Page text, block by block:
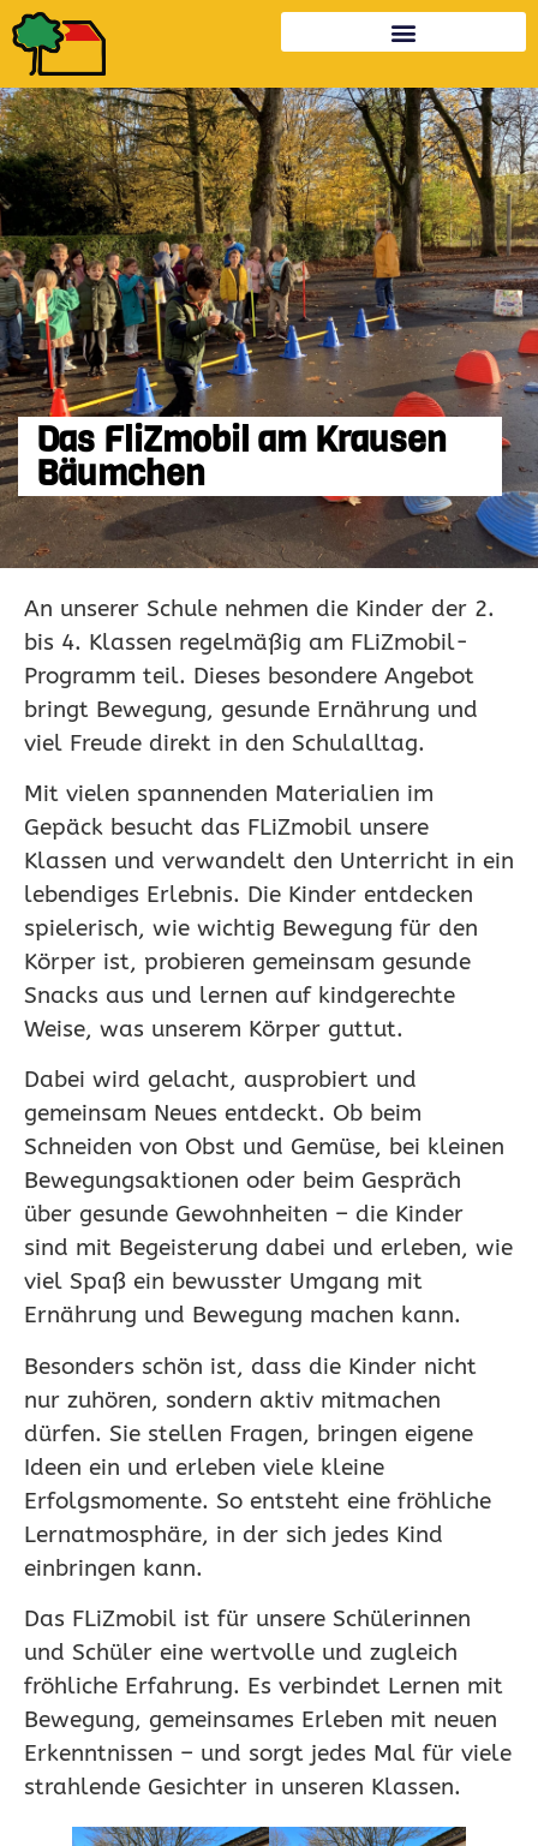
Das FliZmobil am Krausen
Bäumchen
An unserer Schule nehmen die Kinder der 2.
bis 4. Klassen regelmäßig am FLiZmobil-
Programm teil. Dieses besondere Angebot
bringt Bewegung, gesunde Ernährung und
viel Freude direkt in den Schulalltag.
Mit vielen spannenden Materialien im
Gepäck besucht das FLiZmobil unsere
Klassen und verwandelt den Unterricht in ein
lebendiges Erlebnis. Die Kinder entdecken
spielerisch, wie wichtig Bewegung für den
Körper ist, probieren gemeinsam gesunde
Snacks aus und lernen auf kindgerechte
Weise, was unserem Körper guttut.
Dabei wird gelacht, ausprobiert und
gemeinsam Neues entdeckt. Ob beim
Schneiden von Obst und Gemüse, bei kleinen
Bewegungsaktionen oder beim Gespräch
über gesunde Gewohnheiten – die Kinder
sind mit Begeisterung dabei und erleben, wie
viel Spaß ein bewusster Umgang mit
Ernährung und Bewegung machen kann.
Besonders schön ist, dass die Kinder nicht
nur zuhören, sondern aktiv mitmachen
dürfen. Sie stellen Fragen, bringen eigene
Ideen ein und erleben viele kleine
Erfolgsmomente. So entsteht eine fröhliche
Lernatmosphäre, in der sich jedes Kind
einbringen kann.
Das FLiZmobil ist für unsere Schülerinnen
und Schüler eine wertvolle und zugleich
fröhliche Erfahrung. Es verbindet Lernen mit
Bewegung, gemeinsames Erleben mit neuen
Erkenntnissen – und sorgt jedes Mal für viele
strahlende Gesichter in unseren Klassen.